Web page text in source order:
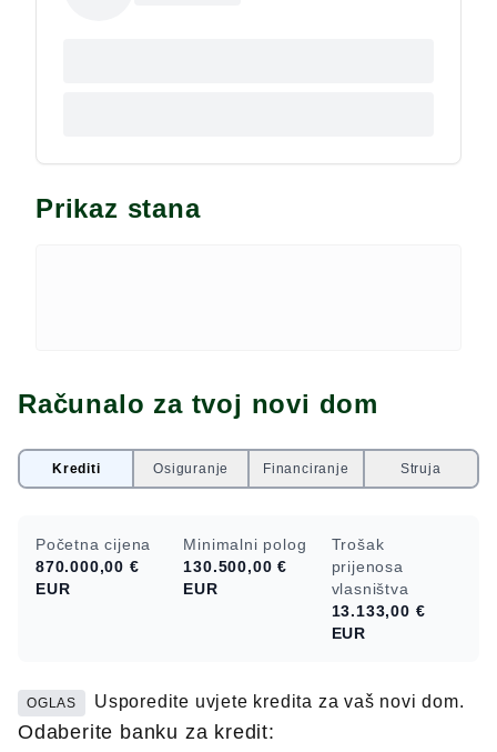
Prikaz stana
Računalo za tvoj novi dom
Krediti Osiguranje Financiranje Struja
Početna cijena
870.000,00 €
EUR
Minimalni polog
130.500,00 €
EUR
Trošak
prijenosa
vlasništva
13.133,00 €
EUR
OGLAS Usporedite uvjete kredita za vaš novi dom.
Odaberite banku za kredit: